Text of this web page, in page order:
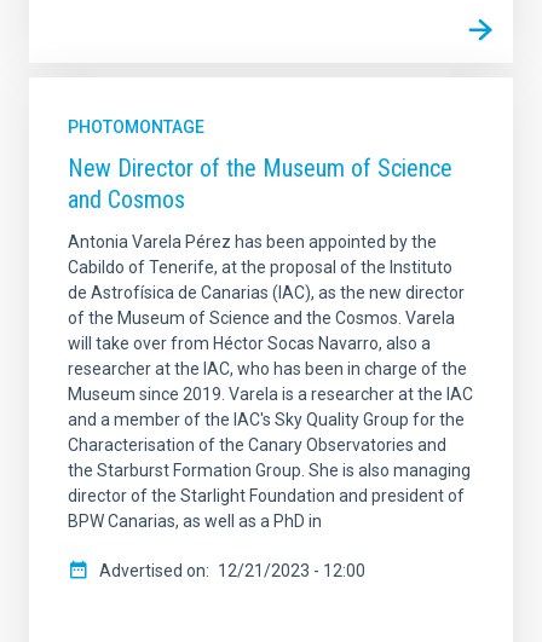
PHOTOMONTAGE
New Director of the Museum of Science
and Cosmos
Antonia Varela Pérez has been appointed by the
Cabildo of Tenerife, at the proposal of the Instituto
de Astrofísica de Canarias (IAC), as the new director
of the Museum of Science and the Cosmos. Varela
will take over from Héctor Socas Navarro, also a
researcher at the IAC, who has been in charge of the
Museum since 2019. Varela is a researcher at the IAC
and a member of the IAC's Sky Quality Group for the
Characterisation of the Canary Observatories and
the Starburst Formation Group. She is also managing
director of the Starlight Foundation and president of
BPW Canarias, as well as a PhD in
Advertised on 12/21/2023 - 12:00